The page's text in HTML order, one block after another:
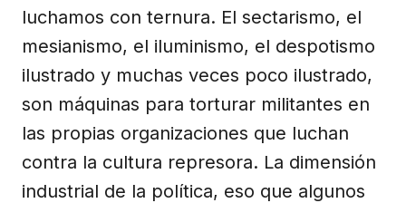
luchamos con ternura. El sectarismo, el
mesianismo, el iluminismo, el despotismo
ilustrado y muchas veces poco ilustrado,
son máquinas para torturar militantes en
las propias organizaciones que luchan
contra la cultura represora. La dimensión
industrial de la política, eso que algunos